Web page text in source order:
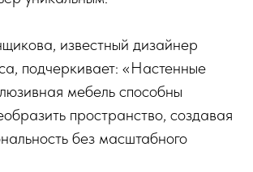
известный дизайнер
подчеркивает: «Настенные
мебель способны
пространство, создавая
без масштабного